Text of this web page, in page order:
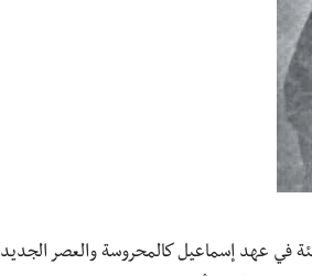
في عهد إسماعيل كالمحروسة والعصر الجديد